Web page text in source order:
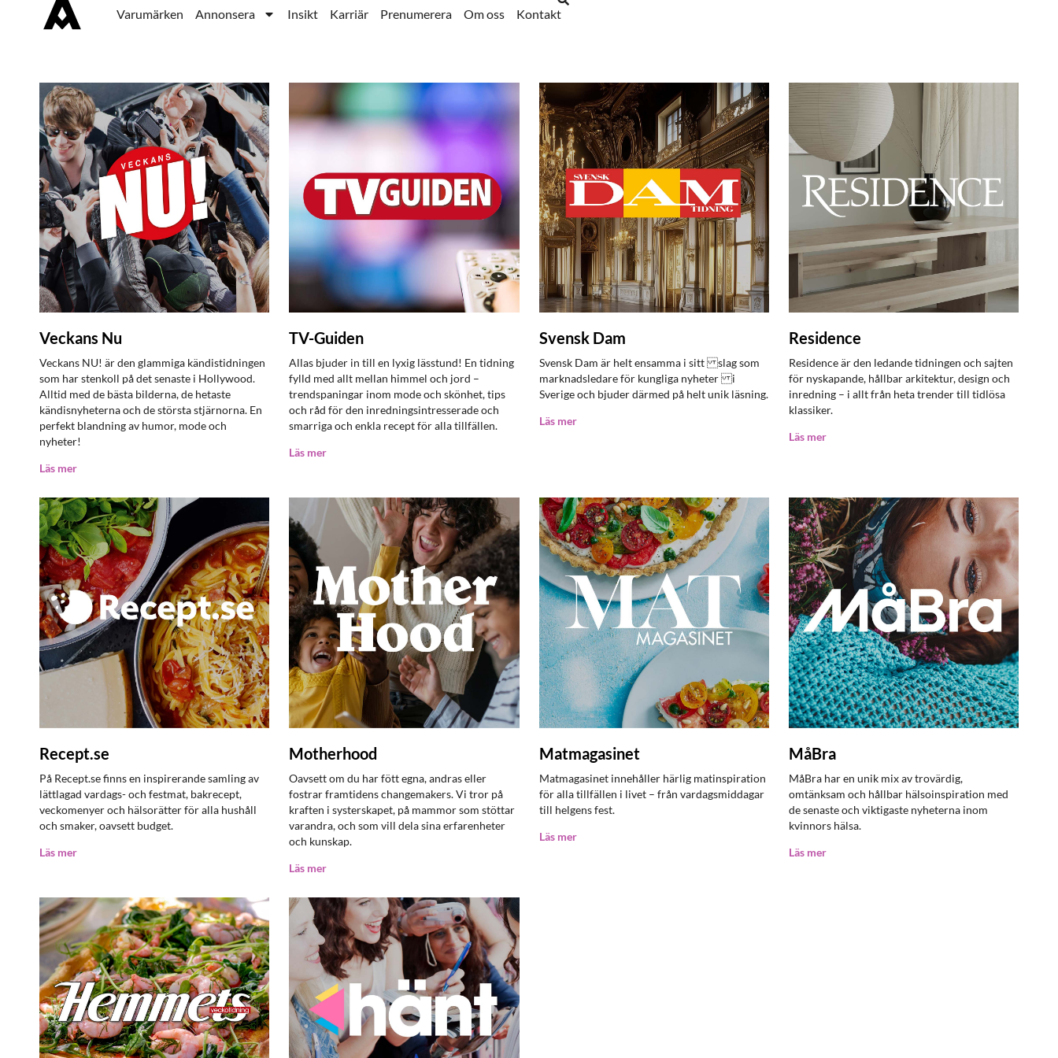
Varumärken Annonsera Insikt Karriär Prenumerera Om oss Kontakt
Veckans Nu
Veckans NU! är den glammiga kändistidningen
som har stenkoll på det senaste i Hollywood.
Alltid med de bästa bilderna, de hetaste
kändisnyheterna och de största stjärnorna. En
perfekt blandning av humor, mode och
nyheter!
Läs mer
TV-Guiden
Allas bjuder in till en lyxig lässtund! En tidning
fylld med allt mellan himmel och jord –
trendspaningar inom mode och skönhet, tips
och råd för den inredningsintresserade och
smarriga och enkla recept för alla tillfällen.
Läs mer
Svensk Dam
Svensk Dam är helt ensamma i sitt slag som
marknadsledare för kungliga nyheter i
Sverige och bjuder därmed på helt unik läsning.
Läs mer
Residence
Residence är den ledande tidningen och sajten
för nyskapande, hållbar arkitektur, design och
inredning – i allt från heta trender till tidlösa
klassiker.
Läs mer
Recept.se
På Recept.se finns en inspirerande samling av
lättlagad vardags- och festmat, bakrecept,
veckomenyer och hälsorätter för alla hushåll
och smaker, oavsett budget.
Läs mer
Motherhood
Oavsett om du har fött egna, andras eller
fostrar framtidens changemakers. Vi tror på
kraften i systerskapet, på mammor som stöttar
varandra, och som vill dela sina erfarenheter
och kunskap.
Läs mer
Matmagasinet
Matmagasinet innehåller härlig matinspiration
för alla tillfällen i livet – från vardagsmiddagar
till helgens fest.
Läs mer
MåBra
MåBra har en unik mix av trovärdig,
omtänksam och hållbar hälsoinspiration med
de senaste och viktigaste nyheterna inom
kvinnors hälsa.
Läs mer